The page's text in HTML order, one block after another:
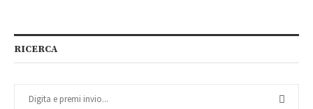
RICERCA